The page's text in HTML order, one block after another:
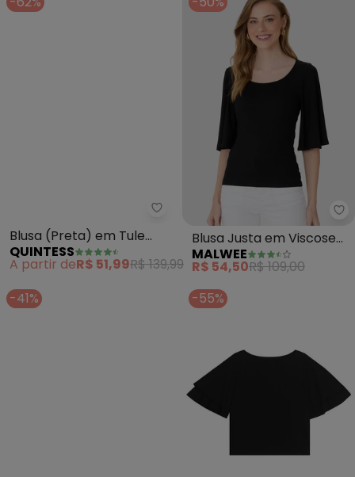
Quintess - Blusa (Preta) em
Blusa (Preta) em Tule
com Mangas Amplas
QUINTESS
A partir deR$ 51,99R$ 139,99
Blusa Justa em Viscose
Canelada (Preto)
MALWEE
R$ 54,50R$ 109,00
-41%
-55%